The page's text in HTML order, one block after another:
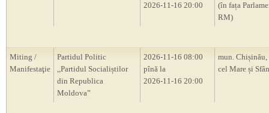
2026-11-16 20:00
(în fața
RM)
Miting /
Manifestaţie
Partidul Politic
,,Partidul Socialiștilor
din Republica
Moldova”
2026-11-16 08:00
pînă la
2026-11-16 20:00
mun. Chișinău,
cel Mare și